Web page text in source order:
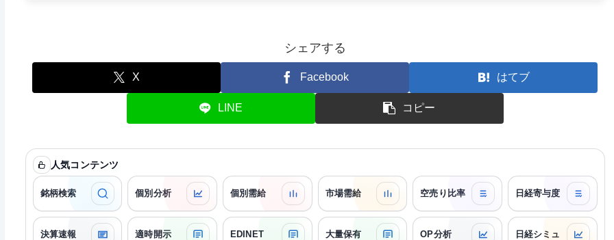
シェアする
X Facebook はてブ
LINE コピー
人気コンテンツ
銘柄検索 個別分析 個別需給 市場需給 空売り比率 日経寄与度
決算速報 適時開示 EDINET 大量保有 OP分析 日経シミュ